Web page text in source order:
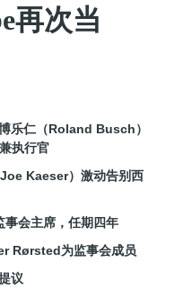
再次当
乐仁（Roland Busch）
执行官
Kaeser）激动告别西
会主席，任期四年
Rørsted为监事会成员
议